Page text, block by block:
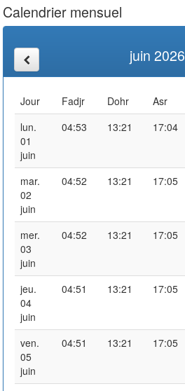
Calendrier mensuel
juin 2026
Jour Fadjr Dohr Asr
lun.
01
juin
04:53 13:21 17:04
mar.
02
juin
04:52 13:21 17:05
mer.
03
juin
04:52 13:21 17:05
jeu.
04
juin
04:51 13:21 17:05
ven.
05
juin
04:51 13:21 17:05